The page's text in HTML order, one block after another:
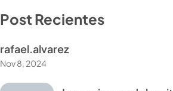
Post Recientes
rafael.alvarez
Nov 8, 2024